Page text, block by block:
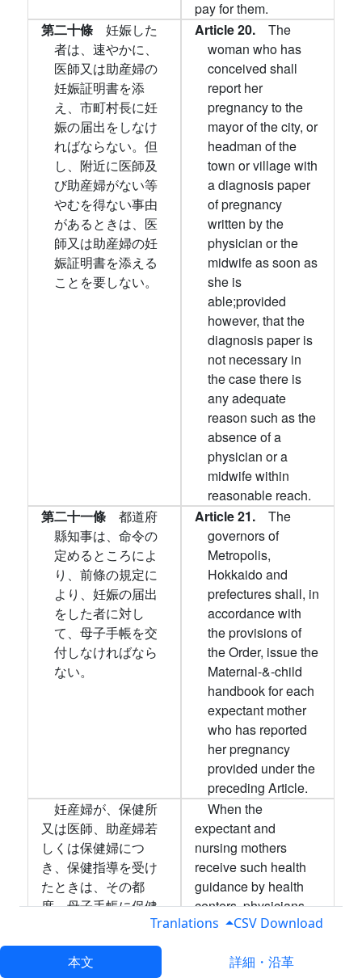
pay for them.
第二十條 妊娠した
者は、速やかに、
医師又は助産婦の
妊娠証明書を添
え、市町村長に妊
娠の届出をしなけ
ればならない。但
し、附近に医師及
び助産婦がない等
やむを得ない事由
があるときは、医
師又は助産婦の妊
娠証明書を添える
ことを要しない。
Article 20. The
woman who has
conceived shall
report her
pregnancy to the
mayor of the city, or
headman of the
town or village with
a diagnosis paper
of pregnancy
written by the
physician or the
midwife as soon as
she is
able;provided
however, that the
diagnosis paper is
not necessary in
the case there is
any adequate
reason such as the
absence of a
physician or a
midwife within
reasonable reach.
第二十一條 都道府
縣知事は、命令の
定めるところによ
り、前條の規定に
より、妊娠の届出
をした者に対し
て、母子手帳を交
付しなければなら
ない。
Article 21. The
governors of
Metropolis,
Hokkaido and
prefectures shall, in
accordance with
the provisions of
the Order, issue the
Maternal-&-child
handbook for each
expectant mother
who has reported
her pregnancy
provided under the
preceding Article.
妊産婦が、保健所
又は医師、助産婦若
しくは保健婦につ
き、保健指導を受け
たときは、その都
度、母子手帳に保健
指導上必要な事項の
記載を受けなければ
ならない。乳兒又は
When the
expectant and
nursing mothers
receive such health
guidance by health
centers, physicians,
midwives or public
necessary guiding
Tranlations CSV Download
本文 詳細・沿革